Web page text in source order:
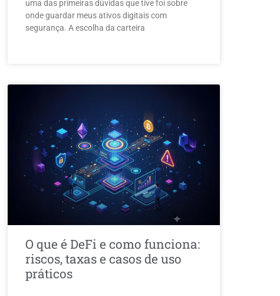
uma das primeiras dúvidas que tive foi sobre
onde guardar meus ativos digitais com
segurança. A escolha da carteira
O que é DeFi e como funciona:
riscos, taxas e casos de uso
práticos